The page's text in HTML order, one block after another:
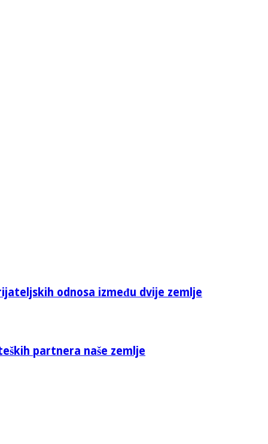
odnosa između dvije zemlje
partnera naše zemlje